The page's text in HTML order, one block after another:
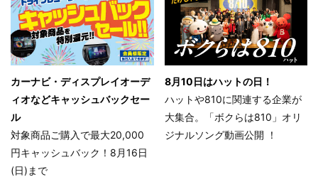
カーナビ・ディスプレイオーデ
ィオなどキャッシュバックセー
ル
対象商品ご購入で最大20,000
円キャッシュバック！8月16日
(日)まで
8月10日はハットの日！
ハットや810に関連する企業が
大集合。「ボクらは810」オリ
ジナルソング動画公開 ！